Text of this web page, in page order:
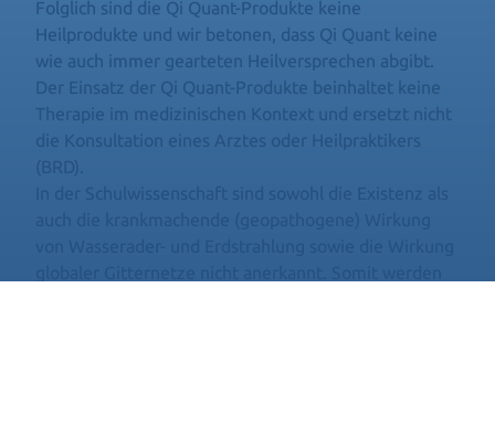
Folglich sind die Qi Quant-Produkte keine
Heilprodukte und wir betonen, dass Qi Quant keine
wie auch immer gearteten Heilversprechen abgibt.
Der Einsatz der Qi Quant-Produkte beinhaltet keine
Therapie im medizinischen Kontext und ersetzt nicht
die Konsultation eines Arztes oder Heilpraktikers
(BRD).